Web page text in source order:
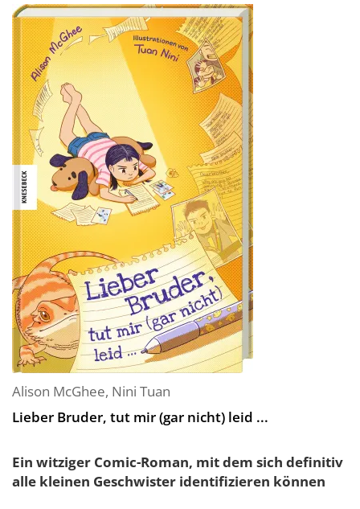
Alison McGhee, Nini Tuan
Lieber Bruder, tut mir (gar nicht) leid ...
Ein witziger Comic-Roman, mit dem sich definitiv
alle kleinen Geschwister identifizieren können